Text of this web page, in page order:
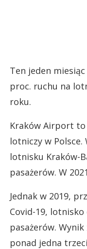
Ten jeden
proc. ruchu na
roku.
Kraków Airport
lotniczy w Polsce.
lotnisku Kraków-
pasażerów. W
Jednak w 2019,
Covid-19, lotnisko
pasażerów.
ponad jedna